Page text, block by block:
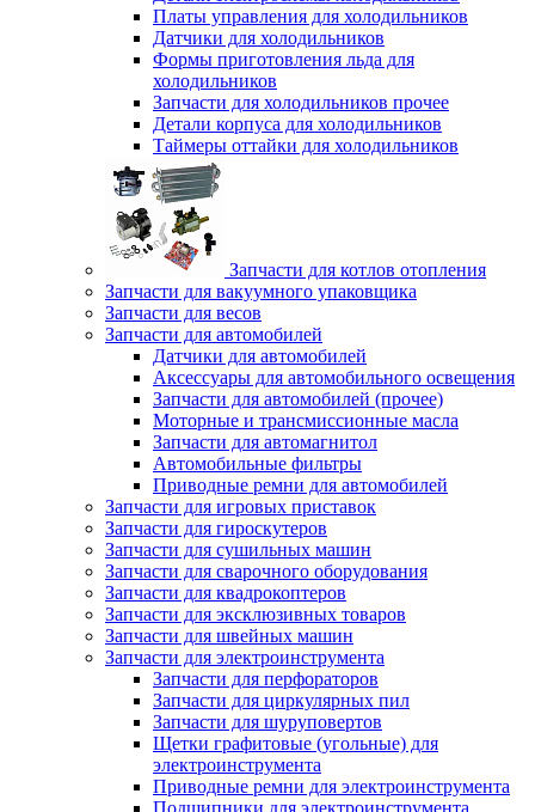
Платы управления для холодильников
Датчики для холодильников
Формы приготовления льда для
холодильников
Запчасти для холодильников прочее
Детали корпуса для холодильников
Таймеры оттайки для холодильников
Запчасти для котлов отопления
Запчасти для вакуумного упаковщика
Запчасти для весов
Запчасти для автомобилей
Датчики для автомобилей
Аксессуары для автомобильного освещения
Запчасти для автомобилей (прочее)
Моторные и трансмиссионные масла
Запчасти для автомагнитол
Автомобильные фильтры
Приводные ремни для автомобилей
Запчасти для игровых приставок
Запчасти для гироскутеров
Запчасти для сушильных машин
Запчасти для сварочного оборудования
Запчасти для квадрокоптеров
Запчасти для эксклюзивных товаров
Запчасти для швейных машин
Запчасти для электроинструмента
Запчасти для перфораторов
Запчасти для циркулярных пил
Запчасти для шуруповертов
Щетки графитовые (угольные) для
электроинструмента
Приводные ремни для электроинструмента
Подшипники для электроинструмента